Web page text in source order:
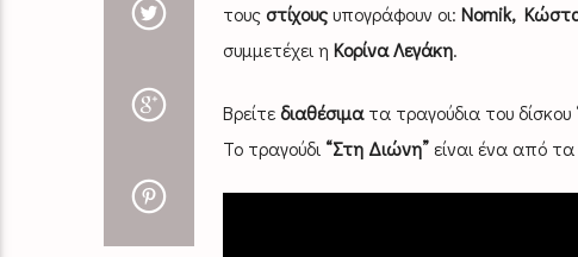
τουςστίχουςυπογράφουν οι: Nomik,
συμμετέχει η Κορίνα Λεγάκη.
Βρείτεδιαθέσιματα τραγούδια του
Το τραγούδι “Στη Διώνη”είναι ένα από τα